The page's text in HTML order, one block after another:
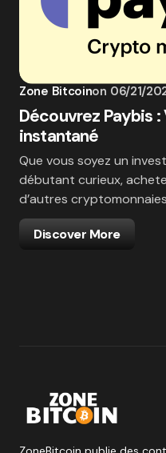
Zone Bitcoinon 06/21/
Découvrez Paybis
instantané
Que vous soyez un
débutant curieux,
d’autres
Discover More